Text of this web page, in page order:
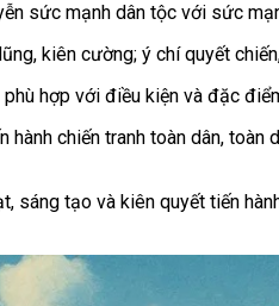
sức mạnh dân tộc với sức
kiên cường; ý chí quyết
hợp với điều kiện và đặc
chiến tranh toàn dân, toàn
tạo và kiên quyết tiến